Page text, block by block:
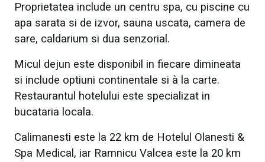
Proprietatea include un centru spa, cu piscine cu
apa sarata si de izvor, sauna uscata, camera de
sare, caldarium si dua senzorial.
Micul dejun este disponibil in fiecare dimineata
si include optiuni continentale si à la carte.
Restaurantul hotelului este specializat in
bucataria locala.
Calimanesti este la 22 km de Hotelul Olanesti &
Spa Medical, iar Ramnicu Valcea este la 20 km